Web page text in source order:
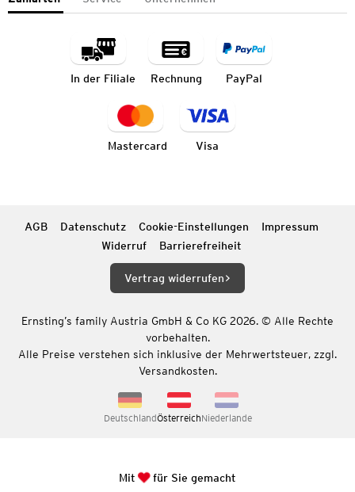
In der Filiale Rechnung PayPal
Mastercard Visa
AGB Datenschutz Cookie-Einstellungen
Impressum
Widerruf
Barrierefreiheit
Vertrag widerrufen
Ernsting’s family Austria GmbH & Co KG 2026. © Alle Rechte
vorbehalten.
Alle Preise verstehen sich inklusive der Mehrwertsteuer, zzgl.
Versandkosten.
DeutschlandÖsterreichNiederlande
Mit für Sie gemacht